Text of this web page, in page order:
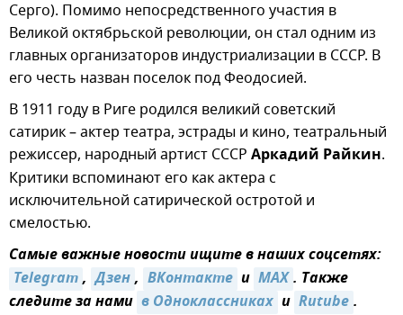
Серго). Помимо непосредственного участия в
Великой октябрьской революции, он стал одним из
главных организаторов индустриализации в СССР. В
его честь назван поселок под Феодосией.
В 1911 году в Риге родился великий советский
сатирик – актер театра, эстрады и кино, театральный
режиссер, народный артист СССР Аркадий Райкин.
Критики вспоминают его как актера с
исключительной сатирической остротой и
смелостью.
Самые важные новости ищите в наших соцсетях:
Telegram, Дзен, ВКонтакте и MAX. Также
следите за нами в Одноклассниках и Rutube.